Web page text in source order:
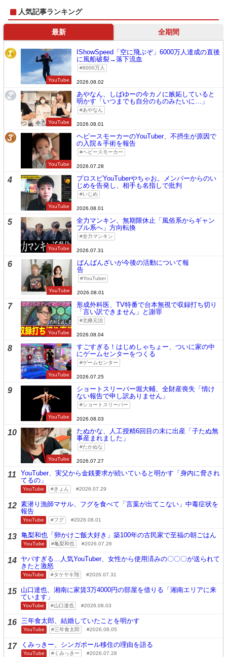
人気記事ランキング
最新 全期間
1
YouTube
IShowSpeed「空に飛ぶぞ」6000万人達成の直後
に風船破裂→落下流血
6000万人
2026.08.02
2
YouTube
あやなん、しばゆーの今カノに嫉妬していると
明かす「いつまでも自分のものみたいに…」
あやなん
2026.08.01
3
YouTube
ヘビースモーカーのYouTuber、不摂生が原因で
の入院＆手術を報告
ヘビースモーカー
2026.07.28
4
YouTube
プロスピYouTuberやちゃお。メンバーからのい
じめを告発し、相手も名指しで批判
いじめ
2026.08.01
5
YouTube
全力マンキン、無期限休止「風俗系からギャン
ブル系へ」方向転換
全力マンキン
2026.07.31
6
YouTube
ばんばんざいが今後の活動について報
告
YouTuber
2026.08.01
7
YouTube
形成外科医、TV特番で台本無視で収録打ち切り
「言い訳できません」と謝罪
北條元治
2026.08.04
8
YouTube
すごすぎる！はじめしゃちょー、ついに家の中
にゲームセンターをつくる
ゲームセンター
2026.07.25
9
YouTube
ショートスリーパー堀大輔、全財産喪失「情け
ない報告で申し訳ありません」
ショートスリーパー
2026.08.03
10
YouTube
たぬかな、人工授精6回目の末に出産「子たぬ無
事産まれました」
たかぬな
2026.07.27
11
YouTuber、実父から金銭要求が続いていると明かす「身内に脅され
てるの」
YouTube きょん 2026.07.29
12 素潜り漁師マサル、フグを食べて「言葉が出てこない」中毒症状を
報告
YouTube フグ 2026.08.01
13 亀梨和也「卵かけご飯大好き」築100年の古民家で至福の朝ごはん
YouTube 亀梨和也 2026.07.26
14 ヤバすぎる…人気YouTuber、女性から使用済みの〇〇〇が送られて
きたと激怒
YouTube タケヤキ翔 2026.07.31
15 山口達也、湘南に家賃3万4000円の部屋を借りる「湘南エリアに来
ています」
YouTube 山口達也 2026.08.03
16 三年食太郎、結婚していたことを明かす
YouTube 三年食太郎 2026.08.05
17 くみっきー、シンガポール移住の理由を語る
YouTube くみっきー 2026.07.28